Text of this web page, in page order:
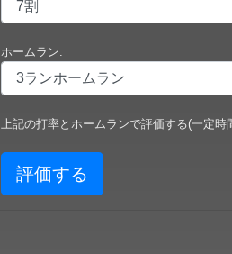
ホームラン:
上記の打率とホームランで評価する(一定時